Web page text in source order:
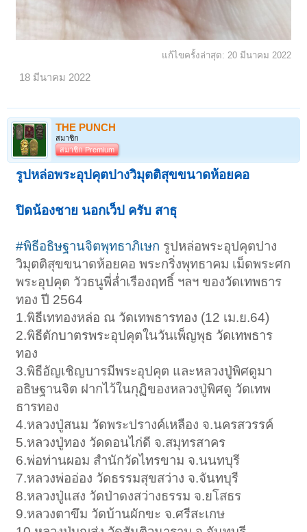
แก้ไขครั้งล่าสุด: 20 มีนาคม 2022
18 มีนาคม 2022
THE PUNCH
สมาชิก
สมาชิก Premium
รูปหล่อพระอุปคุตปางวิมุตติสุขขนาดห้อยคอ
ปิดน้องชาย นอกเว็ป ครับ สาธุ
#พิธีอธิษฐานจิตพุทธาภิเษก รูปหล่อพระอุปคุตปาง
วิมุตติสุขขนาดห้อยคอ พระกริ่งพุทธาคม เม็ดพระศก
พระอุปคุต วัวธนูพี่ล่ำเรืองฤทธิ์ ฯลฯ ของวัดเทพธาร
ทอง ปี 2564
1.พิธีเททองหล่อ ณ วัดเทพธารทอง (12 เม.ย.64)
2.พิธีตักบาตรพระอุปคุตในวันเพ็ญพุธ วัดเทพธาร
ทอง
3.พิธีอัญเชิญบารมีพระอุปคุต และหลวงปู่พิศดูมา
อธิษฐานจิต ฝากไว้ในกุฏิของหลวงปู่พิศดู วัดเทพ
ธารทอง
4.หลวงปู่สนม วัดพระปรางค์เหลือง จ.นครสวรรค์
5.หลวงปู่ทอง วัดดอนไก่ดี จ.สมุทรสาคร
6.พ่อท่านผอม สำนักวัดไทรขาม จ.นนทบุรี
7.หลวงพ่ออ่อง วัดธรรมสุขสว่าง จ.จันทบุรี
8.หลวงปู่แสง วัดป่าดงสว่างธรรม จ.ยโสธร
9.หลวงตาขึม วัดบ้านผักขะ จ.ศรีสะเกษ